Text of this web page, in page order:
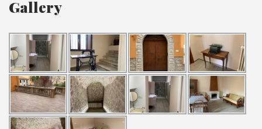
Gallery